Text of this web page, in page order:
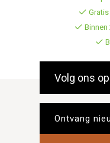
Binnen
Volg ons op